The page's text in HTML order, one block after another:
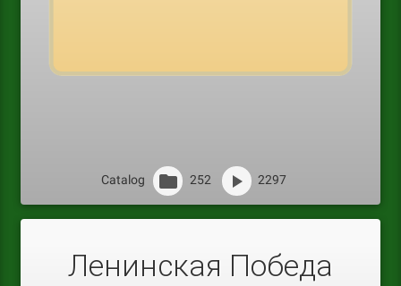
Catalog 252 2297
Ленинская Победа